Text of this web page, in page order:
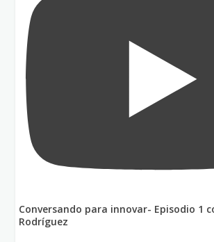
Conversando para innovar- Episodio 1
Rodríguez